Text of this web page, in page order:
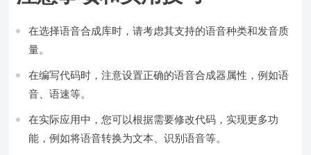
在选择语音合成库时，请考虑其支持的语音种类和发音质
量。
在编写代码时，注意设置正确的语音合成器属性，例如语
音、语速等。
在实际应用中，您可以根据需要修改代码，实现更多功
能，例如将语音转换为文本、识别语音等。